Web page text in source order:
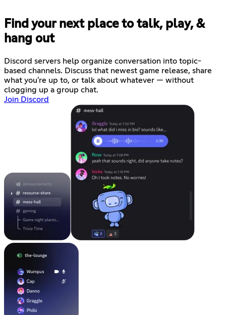
Find your next place to talk, play, &
hang out
Discord servers help organize conversation into topic-
based channels. Discuss that newest game release, share
what you're up to, or talk about whatever — without
clogging up a group chat.
Join Discord